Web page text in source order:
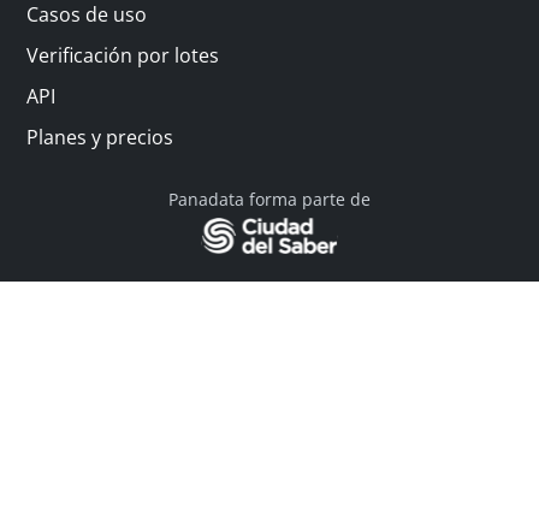
Casos de uso
Verificación por lotes
API
Planes y precios
Panadata forma parte de